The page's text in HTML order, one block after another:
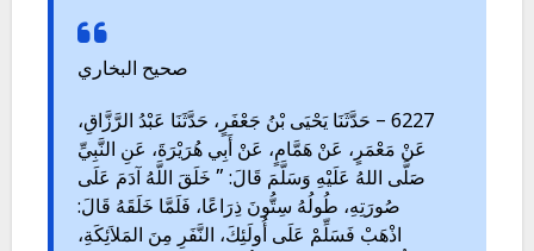
صحيح البخاري
6227 – حَدَّثَنَا يَحْيَى بْنُ جَعْفَرٍ، حَدَّثَنَا عَبْدُ الرَّزَّاقِ،
عَنْ مَعْمَرٍ، عَنْ هَمَّامٍ، عَنْ أَبِي هُرَيْرَةَ، عَنِ النَّبِيِّ
صَلَّى اللهُ عَلَيْهِ وَسَلَّمَ قَالَ: ” خَلَقَ اللَّهُ آدَمَ عَلَى
صُورَتِهِ، طُولُهُ سِتُّونَ ذِرَاعًا، فَلَمَّا خَلَقَهُ قَالَ:
اذْهَبْ فَسَلِّمْ عَلَى أُولَئِكَ، النَّفَرِ مِنَ المَلاَئِكَةِ،